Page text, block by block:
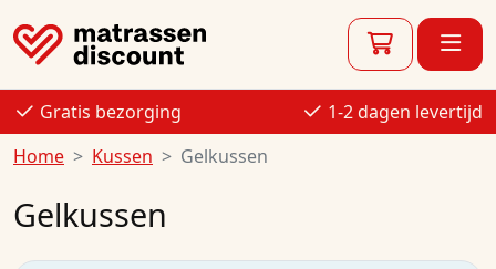
Gratis bezorging
1-2 dagen levertijd
Home
Kussen Gelkussen
Gelkussen